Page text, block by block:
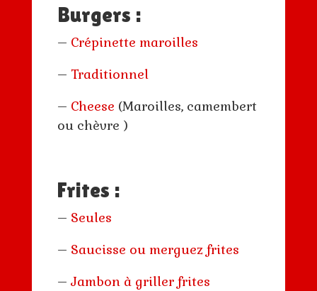
Burgers :
– Crépinette maroilles
– Traditionnel
– Cheese (Maroilles, camembert
ou chèvre )
Frites :
– Seules
– Saucisse ou merguez frites
– Jambon à griller frites